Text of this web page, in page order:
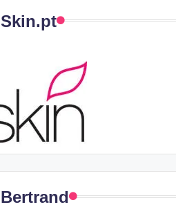
Skin.pt
Bertrand